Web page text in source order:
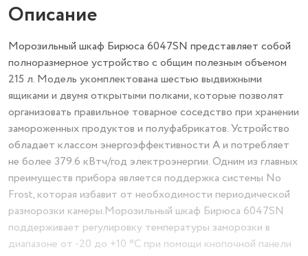
Описание
Морозильный шкаф Бирюса 6047SN представляет собой
полноразмерное устройство с общим полезным объемом
215 л. Модель укомплектована шестью выдвижными
ящиками и двумя открытыми полками, которые позволят
организовать правильное товарное соседство при хранении
замороженных продуктов и полуфабрикатов. Устройство
обладает классом энергоэффективности A и потребляет
не более 379.6 кВтч/год электроэнергии. Одним из главных
преимуществ прибора является поддержка системы No
Frost, которая избавит от необходимости периодической
разморозки камеры.Морозильный шкаф Бирюса 6047SN
поддерживает регулировку температуры заморозки в
диапазоне от -20 до +10 °C при помощи кнопочной панели